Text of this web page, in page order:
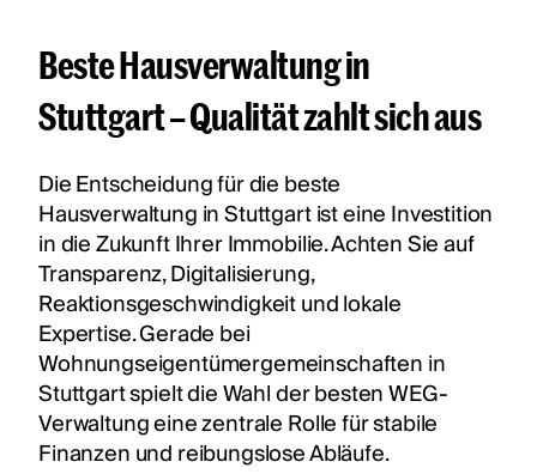
Beste Hausverwaltung in
Stuttgart – Qualität zahlt sich aus
Die Entscheidung für die beste
Hausverwaltung in Stuttgart ist eine Investition
in die Zukunft Ihrer Immobilie. Achten Sie auf
Transparenz, Digitalisierung,
Reaktionsgeschwindigkeit und lokale
Expertise. Gerade bei
Wohnungseigentümergemeinschaften in
Stuttgart spielt die Wahl der besten WEG-
Verwaltung eine zentrale Rolle für stabile
Finanzen und reibungslose Abläufe.